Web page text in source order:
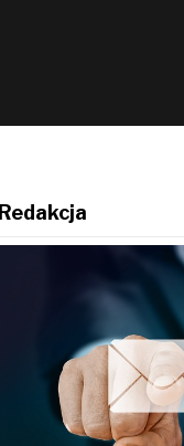
Redakcja